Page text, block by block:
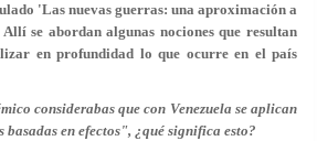
'Las nuevas guerras: una aproximación a
se abordan algunas nociones que resultan
en profundidad lo que ocurre en el país
considerabas que con Venezuela se aplican
en efectos", ¿qué significa esto?